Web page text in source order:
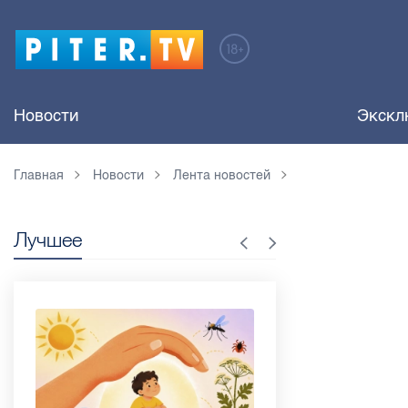
Новости
Главная Новости Лента новостей
Лучшее